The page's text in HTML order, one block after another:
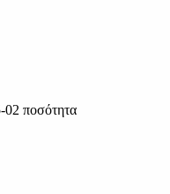
ποσότητα